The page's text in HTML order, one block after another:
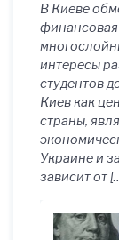
В Киеве
интересы
студентов
Киев как
страны,
Украине и
зависит от